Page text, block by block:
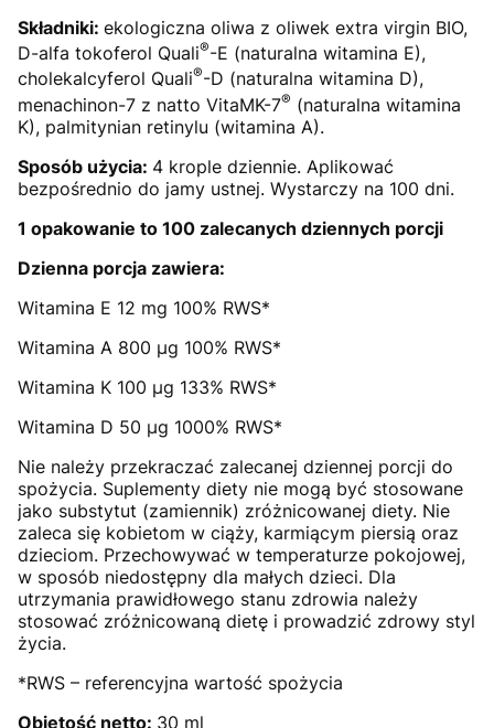
Składniki: ekologiczna oliwa z oliwek extra virgin BIO,
D-alfa tokoferol Quali®-E (naturalna witamina E),
cholekalcyferol Quali®-D (naturalna witamina D),
menachinon-7 z natto VitaMK-7® (naturalna witamina
K), palmitynian retinylu (witamina A).
Sposób użycia: 4 krople dziennie. Aplikować
bezpośrednio do jamy ustnej. Wystarczy na 100 dni.
1 opakowanie to 100 zalecanych dziennych porcji
Dzienna porcja zawiera:
Witamina E 12 mg 100% RWS*
Witamina A 800 µg 100% RWS*
Witamina K 100 µg 133% RWS*
Witamina D 50 µg 1000% RWS*
Nie należy przekraczać zalecanej dziennej porcji do
spożycia. Suplementy diety nie mogą być stosowane
jako substytut (zamiennik) zróżnicowanej diety. Nie
zaleca się kobietom w ciąży, karmiącym piersią oraz
dzieciom. Przechowywać w temperaturze pokojowej,
w sposób niedostępny dla małych dzieci. Dla
utrzymania prawidłowego stanu zdrowia należy
stosować zróżnicowaną dietę i prowadzić zdrowy styl
życia.
*RWS – referencyjna wartość spożycia
Objętość netto: 30 ml